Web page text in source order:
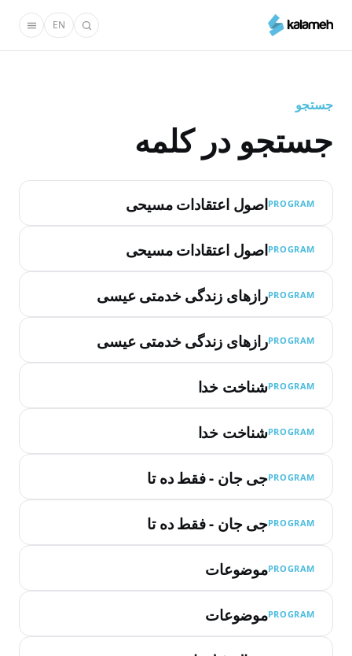
محتوای
EN
جستجو
جستجو در کلمه
PROGRAMاصول اعتقادات مسیحی
PROGRAMاصول اعتقادات مسیحی
PROGRAMرازهای زندگی خدمتی عیسی
PROGRAMرازهای زندگی خدمتی عیسی
PROGRAMشناخت خدا
PROGRAMشناخت خدا
PROGRAMجی جان - فقط ده تا
PROGRAMجی جان - فقط ده تا
PROGRAMموضوعات
PROGRAMموضوعات